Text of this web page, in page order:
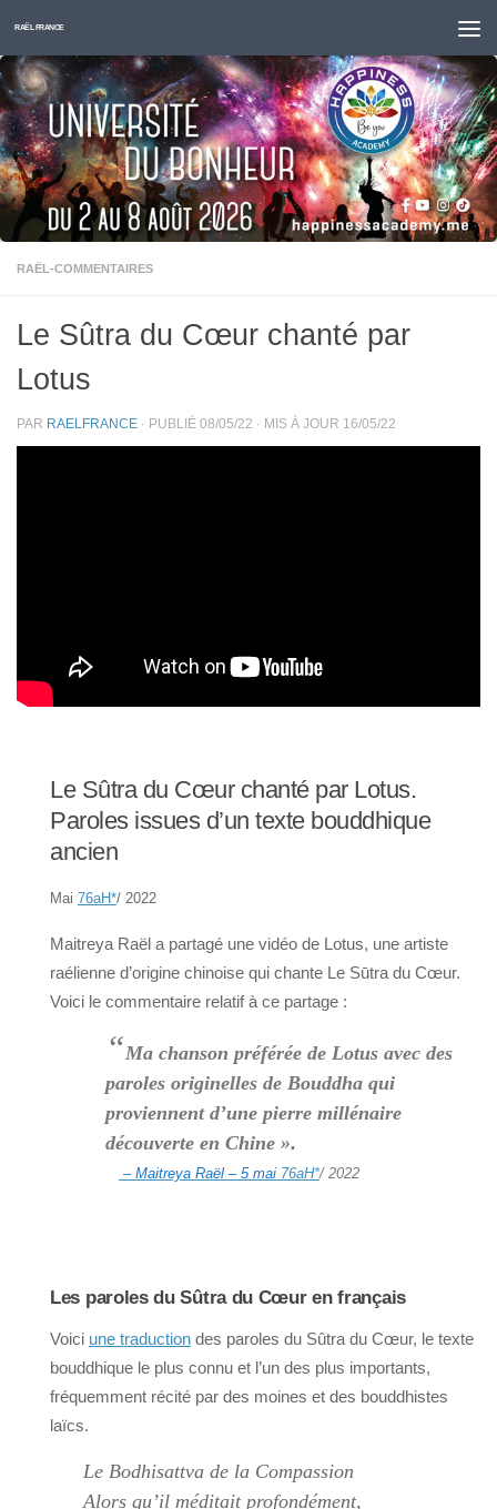
Skip to content
RAËL FRANCE
RAËL-COMMENTAIRES
Le Sûtra du Cœur chanté par
Lotus
PAR RAELFRANCE · PUBLIÉ 08/05/22 · MIS À JOUR 16/05/22
Le Sûtra du Cœur chanté par Lotus.
Paroles issues d’un texte bouddhique
ancien
Mai 76aH*/ 2022
Maitreya Raël a partagé une vidéo de Lotus, une artiste
raélienne d’origine chinoise qui chante Le Sūtra du Cœur.
Voici le commentaire relatif à ce partage :
“Ma chanson préférée de Lotus avec des
paroles originelles de Bouddha qui
proviennent d’une pierre millénaire
découverte en Chine ».
– Maitreya Raël – 5 mai 76aH*/ 2022
Les paroles du Sûtra du Cœur en français
Voici une traduction des paroles du Sûtra du Cœur, le texte
bouddhique le plus connu et l’un des plus importants,
fréquemment récité par des moines et des bouddhistes
laïcs.
Le Bodhisattva de la Compassion
Alors qu’il méditait profondément,